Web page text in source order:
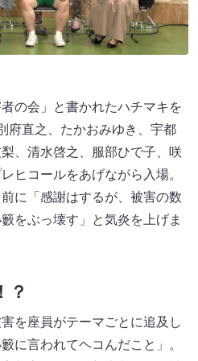
の会」と書かれたハチマキを
府直之、たかおみゆき、宇都
、清水啓之、服部ひで子、咲
ヒコールをあげながら入場。
に「感謝はするが、被害の数
をぶっ壊す」と気炎を上げま
？
を座員がテーマごとに追及し
に言われてヘコんだこと」。